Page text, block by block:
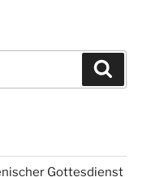
Gottesdienst